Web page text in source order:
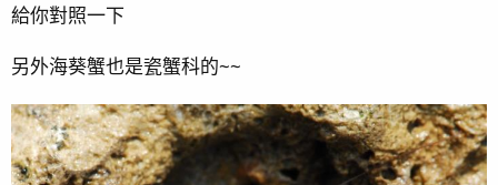
給你對照一下
另外海葵蟹也是瓷蟹科的~~